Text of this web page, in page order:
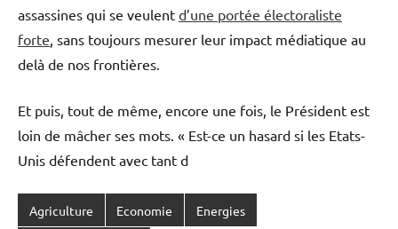
assassines qui se veulent d’une portée électoraliste
forte, sans toujours mesurer leur impact médiatique au
delà de nos frontières.
Et puis, tout de même, encore une fois, le Président est
loin de mâcher ses mots. « Est-ce un hasard si les Etats-
Unis défendent avec tant d
Agriculture Economie Energies